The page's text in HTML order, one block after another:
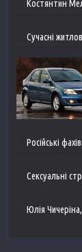
Костянтин
Сучасні
Російські
Сексуальні
Юлія